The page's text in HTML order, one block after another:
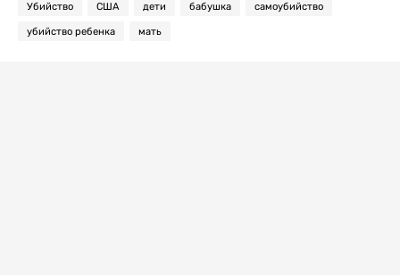
Убийство США дети бабушка самоубийство
убийство ребенка мать